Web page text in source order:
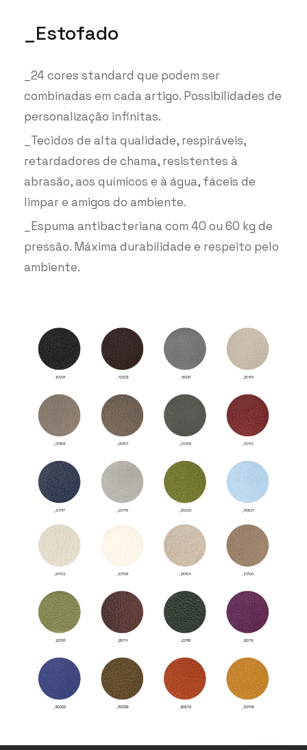
_Estofado
_24 cores standard que podem ser
combinadas em cada artigo. Possibilidades de
personalização infinitas.
_Tecidos de alta qualidade, respiráveis,
retardadores de chama, resistentes à
abrasão, aos químicos e à água, fáceis de
limpar e amigos do ambiente.
_Espuma antibacteriana com 40 ou 60 kg de
pressão. Máxima durabilidade e respeito pelo
ambiente.